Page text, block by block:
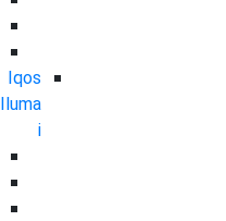
Iqos
Iluma
i